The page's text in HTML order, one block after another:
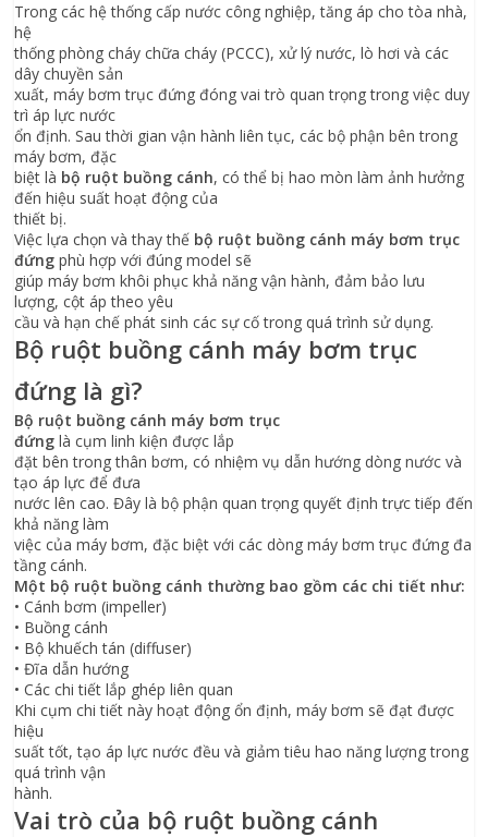
Trong các hệ thống cấp nước công nghiệp, tăng áp cho tòa nhà,
hệ
thống phòng cháy chữa cháy (PCCC), xử lý nước, lò hơi và các
dây chuyền sản
xuất, máy bơm trục đứng đóng vai trò quan trọng trong việc duy
trì áp lực nước
ổn định. Sau thời gian vận hành liên tục, các bộ phận bên trong
máy bơm, đặc
biệt là bộ ruột buồng cánh, có thể bị hao mòn làm ảnh hưởng
đến hiệu suất hoạt động của
thiết bị.
Việc lựa chọn và thay thế bộ ruột buồng cánh máy bơm trục
đứng phù hợp với đúng model sẽ
giúp máy bơm khôi phục khả năng vận hành, đảm bảo lưu
lượng, cột áp theo yêu
cầu và hạn chế phát sinh các sự cố trong quá trình sử dụng.
Bộ ruột buồng cánh máy bơm trục
đứng là gì?
Bộ ruột buồng cánh máy bơm trục
đứng là cụm linh kiện được lắp
đặt bên trong thân bơm, có nhiệm vụ dẫn hướng dòng nước và
tạo áp lực để đưa
nước lên cao. Đây là bộ phận quan trọng quyết định trực tiếp đến
khả năng làm
việc của máy bơm, đặc biệt với các dòng máy bơm trục đứng đa
tầng cánh.
Một bộ ruột buồng cánh thường bao gồm các chi tiết như:
• Cánh bơm (impeller)
• Buồng cánh
• Bộ khuếch tán (diffuser)
• Đĩa dẫn hướng
• Các chi tiết lắp ghép liên quan
Khi cụm chi tiết này hoạt động ổn định, máy bơm sẽ đạt được
hiệu
suất tốt, tạo áp lực nước đều và giảm tiêu hao năng lượng trong
quá trình vận
hành.
Vai trò của bộ ruột buồng cánh